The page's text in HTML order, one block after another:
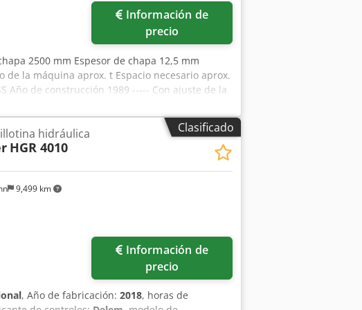
precio
2500 mm Espesor de chapa 12,5 mm
de la máquina aprox. t Espacio necesario aprox.
Año de construcción 1989 ----- Con ajuste de la
Hwr Is Ac Hsrf automático para el corte de
dispositivo de transporte y apilado de piezas
mm Peso, aprox. 19.000 kg Accionamiento
stock - como se ve Pago : estrictamente neto -
Clasificado
9,499 km
hidráulica
HGR 4010
precio
, Año de fabricación: 2018, horas de